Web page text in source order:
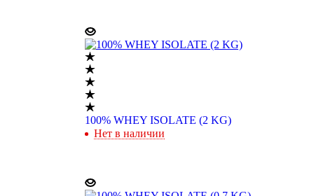
100% WHEY ISOLATE (2 KG)
Нет в наличии